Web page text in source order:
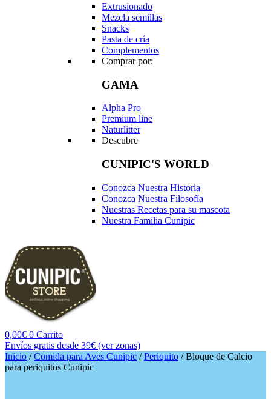
Extrusionado
Mezcla semillas
Snacks
Pasta de cría
Complementos
Comprar por:
GAMA
Alpha Pro
Premium line
Naturlitter
Descubre
CUNIPIC'S WORLD
Conozca Nuestra Historia
Conozca Nuestra Filosofía
Nuestras Recetas para su mascota
Nuestra Familia Cunipic
0,00€ 0 Carrito
Envíos gratis desde 39€ (ver zonas)
Inicio /Comida para Aves Cunipic /Periquito / Bloque de Calcio
para periquitos Cunipic